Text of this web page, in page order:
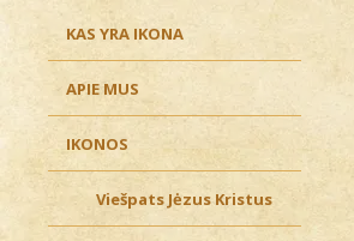
KAS YRA IKONA
APIE MUS
IKONOS
Viešpats Jėzus Kristus